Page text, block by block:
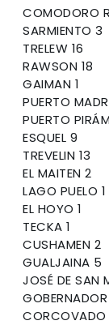
COMODORO
SARMIENTO 3
TRELEW 16
RAWSON 18
GAIMAN 1
PUERTO
PUERTO
ESQUEL 9
TREVELIN 13
EL MAITEN 2
LAGO PUELO 1
EL HOYO 1
TECKA 1
CUSHAMEN 2
GUALJAINA 5
JOSÉ DE SAN
CORCOVADO